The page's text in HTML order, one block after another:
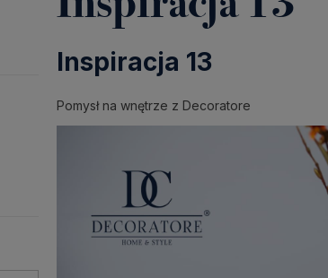
Inspiracja 13
Pomysł na wnętrze z Decoratore